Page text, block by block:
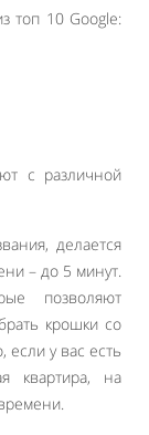
топ 10 Google:
с различной
делается
– до 5 минут.
позволяют
крошки со
если у вас есть
квартира, на